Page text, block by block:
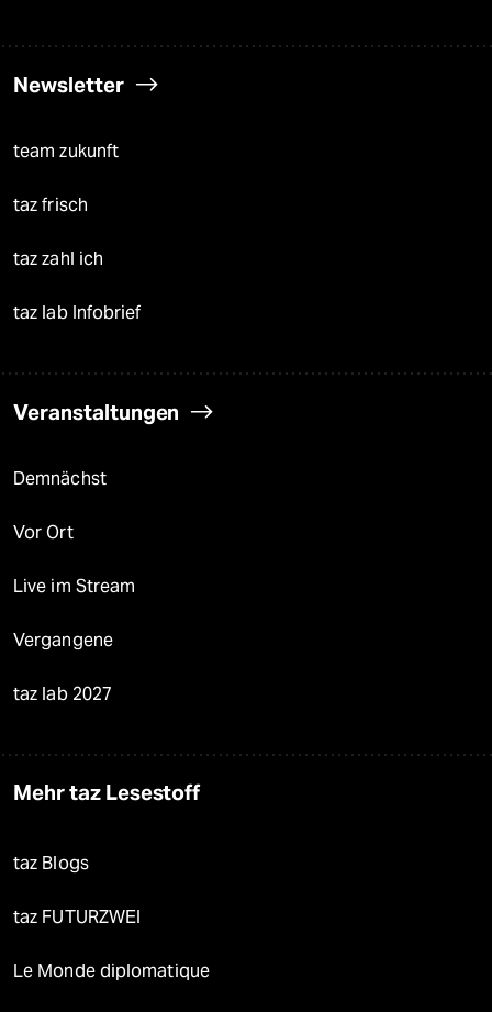
Newsletter
team zukunft
taz frisch
taz zahl ich
taz lab Infobrief
Veranstaltungen
Demnächst
Vor Ort
Live im Stream
Vergangene
taz lab 2027
Mehr taz Lesestoff
taz Blogs
taz FUTURZWEI
Le Monde diplomatique